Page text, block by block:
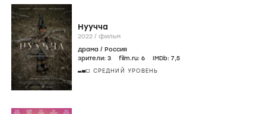
Нуучча
2022 / фильм
драма / Россия
зрители: 3 film.ru: 6 IMDb: 7,5
СРЕДНИЙ УРОВЕНЬ